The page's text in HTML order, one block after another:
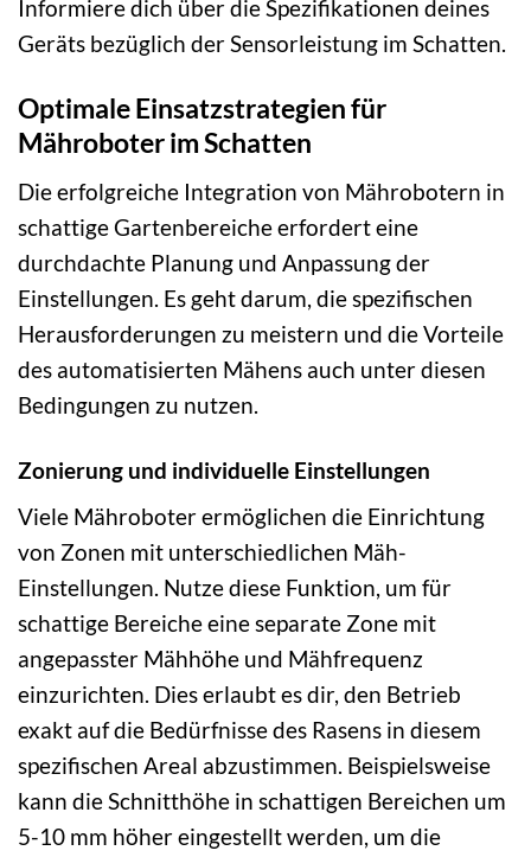
Informiere dich über die Spezifikationen deines
Geräts bezüglich der Sensorleistung im Schatten.
Optimale Einsatzstrategien für
Mähroboter im Schatten
Die erfolgreiche Integration von Mährobotern in
schattige Gartenbereiche erfordert eine
durchdachte Planung und Anpassung der
Einstellungen. Es geht darum, die spezifischen
Herausforderungen zu meistern und die Vorteile
des automatisierten Mähens auch unter diesen
Bedingungen zu nutzen.
Zonierung und individuelle Einstellungen
Viele Mähroboter ermöglichen die Einrichtung
von Zonen mit unterschiedlichen Mäh-
Einstellungen. Nutze diese Funktion, um für
schattige Bereiche eine separate Zone mit
angepasster Mähhöhe und Mähfrequenz
einzurichten. Dies erlaubt es dir, den Betrieb
exakt auf die Bedürfnisse des Rasens in diesem
spezifischen Areal abzustimmen. Beispielsweise
kann die Schnitthöhe in schattigen Bereichen um
5-10 mm höher eingestellt werden, um die